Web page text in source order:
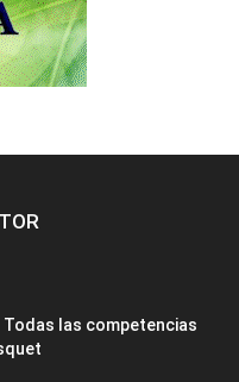
Todas las competencias